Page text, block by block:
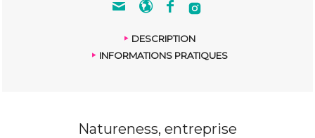
DESCRIPTION
INFORMATIONS PRATIQUES
Natureness, entreprise